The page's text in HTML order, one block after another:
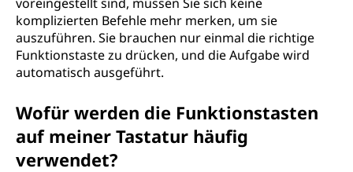
komplizierten Befehle mehr merken, um sie
auszuführen. Sie brauchen nur einmal die richtige
Funktionstaste zu drücken, und die Aufgabe wird
automatisch ausgeführt.
Wofür werden die Funktionstasten
auf meiner Tastatur häufig
verwendet?